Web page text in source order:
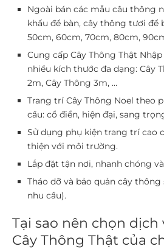
Ngoài bán các mẫu câu thông
khẩu để bàn, cây thông tươi để
50cm, 60cm, 70cm, 80cm,
Cung cấp Cây Thông Thật
nhiều kích thước đa dạng: Cây
2m, Cây Thông 3m, …
Trang trí Cây Thông Noel theo
cầu: cổ điển, hiện đại, sang
Sử dụng phụ kiện trang trí cao
thiện với môi trường.
Lắp đặt tận nơi, nhanh chóng
Tháo dỡ và bảo quản cây thông
nhu cầu).
Tại sao nên chọn
Cây Thông Thật của